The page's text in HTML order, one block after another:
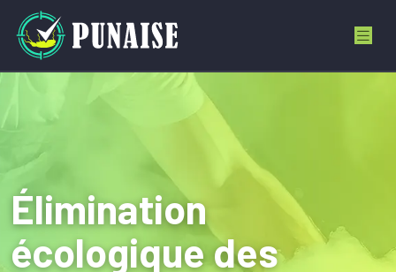
Élimination
écologique des